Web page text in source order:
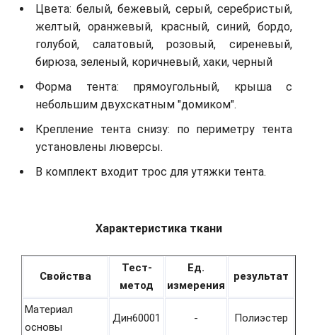
Цвета: белый, бежевый, серый, серебристый,
желтый, оранжевый, красный, синий, бордо,
голубой, салатовый, розовый, сиреневый,
бирюза, зеленый, коричневый, хаки, черный
Форма тента: прямоугольный, крыша с
небольшим двухскатным "домиком".
Крепление тента снизу: по периметру тента
установлены люверсы.
В комплект входит трос для утяжки тента.
Характеристика ткани
Свойства
Тест-
метод
Ед.
измерения
результат
Материал
основы
Дин60001 - Полиэстер